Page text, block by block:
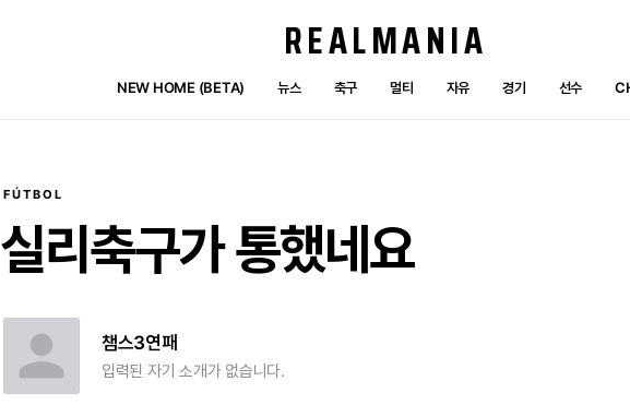
REALMANIA
NEW HOME (BETA) 뉴스 축구 멀티 자유 경기 선수
FÚTBOL
실리축구가통했네요
챔스3연패
입력된 자기 소개가 없습니다.